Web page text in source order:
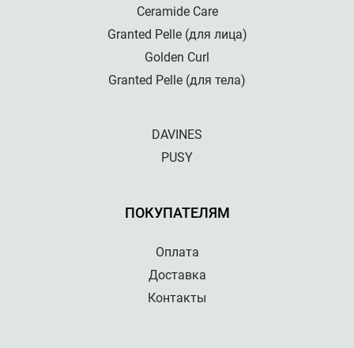
Ceramide Care
Granted Pelle (для лица)
Golden Curl
Granted Pelle (для тела)
DAVINES
PUSY
ПОКУПАТЕЛЯМ
Оплата
Доставка
Контакты